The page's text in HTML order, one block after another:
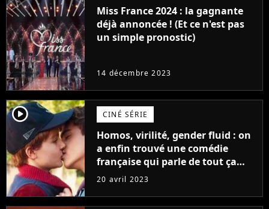
Miss France 2024 : la gagnante
déjà annoncée ! (Et ce n'est pas
un simple pronostic)
14 décembre 2023
player2 CINÉ SÉRIE
Homos, virilité, gender fluid : on
a enfin trouvé une comédie
française qui parle de tout ça
sans être super ringarde
20 avril 2023